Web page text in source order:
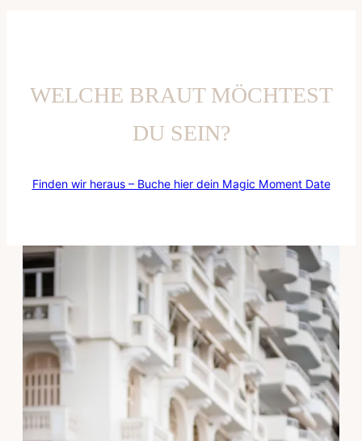
WELCHE BRAUT MÖCHTEST
DU SEIN?
Finden wir heraus – Buche hier dein Magic Moment Date